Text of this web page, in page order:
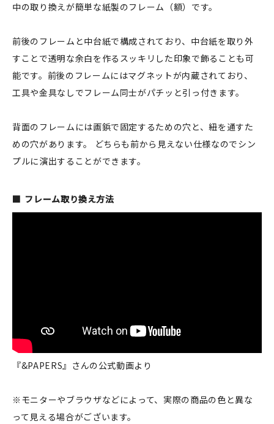
読みもの
イベント・ワークショップ
おしらせ
新規会員登録
ログイン
お問い合わせ
中の取り換えが簡単な紙製のフレーム（額）です。
前後のフレームと中台紙で構成されており、中台紙を取り外
すことで透明な余白を作るスッキリした印象で飾ることも可
能です。前後のフレームにはマグネットが内蔵されており、
工具や金具なしでフレーム同士がパチッと引っ付きます。
背面のフレームには画鋲で固定するための穴と、紐を通すた
めの穴があります。 どちらも前から見えない仕様なのでシン
プルに演出することができます。
フレーム取り換え方法
『&PAPERS』さんの公式動画より
※モニターやブラウザなどによって、実際の商品の色と異な
って見える場合がございます。